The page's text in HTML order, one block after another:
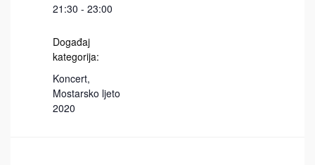
21:30 - 23:00
Događaj
kategorija:
Koncert,
Mostarsko ljeto
2020